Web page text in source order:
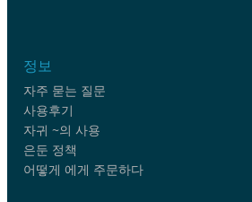
정보
자주 묻는 질문
사용후기
자귀 ~의 사용
은둔 정책
어떻게 에게 주문하다